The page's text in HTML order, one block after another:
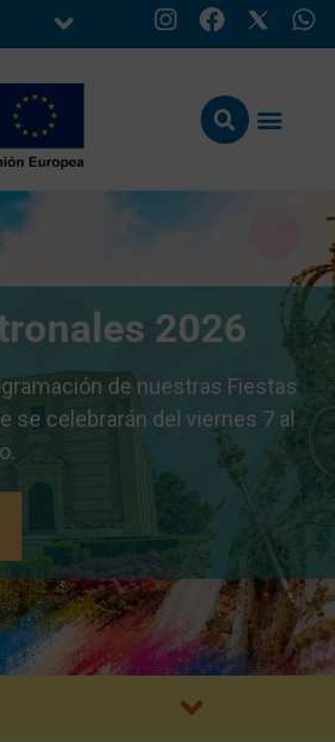
2026
de nuestras Fiestas
se celebrarán del viernes 7 al